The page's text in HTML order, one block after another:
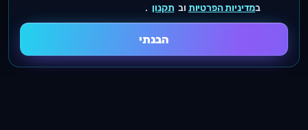
במדיניות הפרטיות וב תקנון .
הבנתי